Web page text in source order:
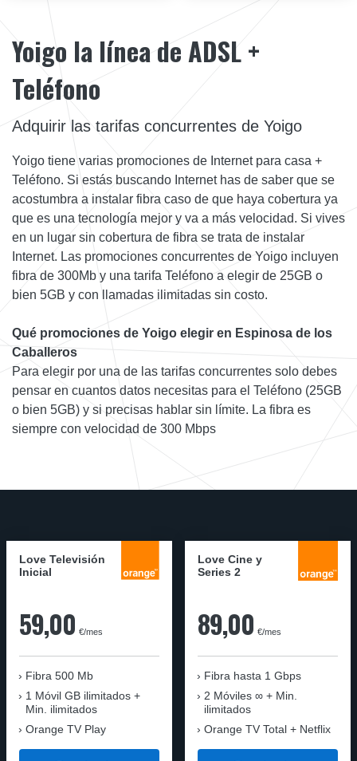
Yoigo la línea de ADSL +
Teléfono
Adquirir las tarifas concurrentes de Yoigo
Yoigo tiene varias promociones de Internet para casa +
Teléfono. Si estás buscando Internet has de saber que se
acostumbra a instalar fibra caso de que haya cobertura ya
que es una tecnología mejor y va a más velocidad. Si vives
en un lugar sin cobertura de fibra se trata de instalar
Internet. Las promociones concurrentes de Yoigo incluyen
fibra de 300Mb y una tarifa Teléfono a elegir de 25GB o
bien 5GB y con llamadas ilimitadas sin costo.
Qué promociones de Yoigo elegir en Espinosa de los
Caballeros
Para elegir por una de las tarifas concurrentes solo debes
pensar en cuantos datos necesitas para el Teléfono (25GB
o bien 5GB) y si precisas hablar sin límite. La fibra es
siempre con velocidad de 300 Mbps
Love Televisión
Inicial
59,00 €/mes
Fibra 500 Mb
1 Móvil GB ilimitados +
Min. ilimitados
Orange TV Play
Love Cine y
Series 2
89,00 €/mes
Fibra hasta 1 Gbps
2 Móviles ∞ + Min.
ilimitados
Orange TV Total + Netflix